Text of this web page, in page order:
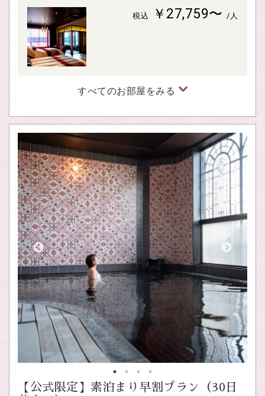
税込 ￥27,759〜 /人
すべてのお部屋をみる
【公式限定】素泊まり早割プラン（30日